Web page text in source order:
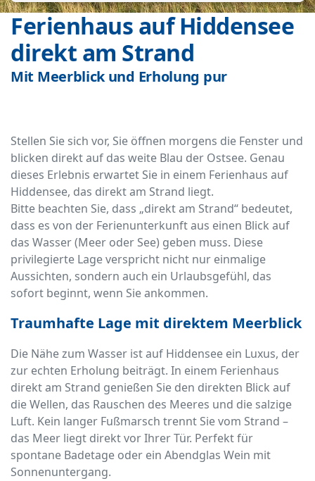
Ferienhaus auf Hiddensee
direkt am Strand
Mit Meerblick und Erholung pur
Stellen Sie sich vor, Sie öffnen morgens die Fenster und
blicken direkt auf das weite Blau der Ostsee. Genau
dieses Erlebnis erwartet Sie in einem Ferienhaus auf
Hiddensee, das direkt am Strand liegt.
Bitte beachten Sie, dass „direkt am Strand“ bedeutet,
dass es von der Ferienunterkunft aus einen Blick auf
das Wasser (Meer oder See) geben muss. Diese
privilegierte Lage verspricht nicht nur einmalige
Aussichten, sondern auch ein Urlaubsgefühl, das
sofort beginnt, wenn Sie ankommen.
Traumhafte Lage mit direktem Meerblick
Die Nähe zum Wasser ist auf Hiddensee ein Luxus, der
zur echten Erholung beiträgt. In einem Ferienhaus
direkt am Strand genießen Sie den direkten Blick auf
die Wellen, das Rauschen des Meeres und die salzige
Luft. Kein langer Fußmarsch trennt Sie vom Strand –
das Meer liegt direkt vor Ihrer Tür. Perfekt für
spontane Badetage oder ein Abendglas Wein mit
Sonnenuntergang.